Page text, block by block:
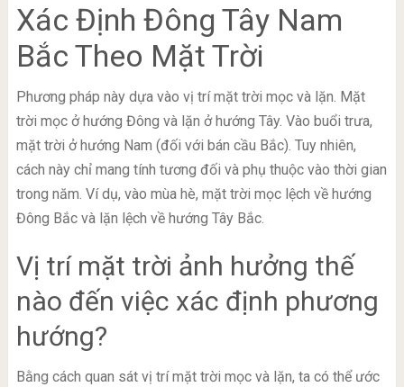
Xác Định Đông Tây Nam
Bắc Theo Mặt Trời
Phương pháp này dựa vào vị trí mặt trời mọc và lặn. Mặt
trời mọc ở hướng Đông và lặn ở hướng Tây. Vào buổi trưa,
mặt trời ở hướng Nam (đối với bán cầu Bắc). Tuy nhiên,
cách này chỉ mang tính tương đối và phụ thuộc vào thời gian
trong năm. Ví dụ, vào mùa hè, mặt trời mọc lệch về hướng
Đông Bắc và lặn lệch về hướng Tây Bắc.
Vị trí mặt trời ảnh hưởng thế
nào đến việc xác định phương
hướng?
Bằng cách quan sát vị trí mặt trời mọc và lặn, ta có thể ước